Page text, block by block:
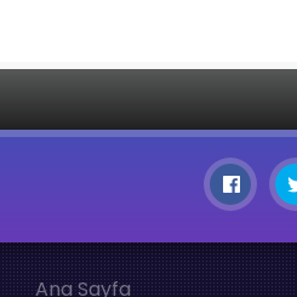
Ana Sayfa